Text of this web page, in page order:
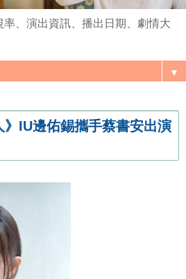
、演出資訊、播出日期、劇情大
▼
》IU邊佑錫攜手蔡書安出演